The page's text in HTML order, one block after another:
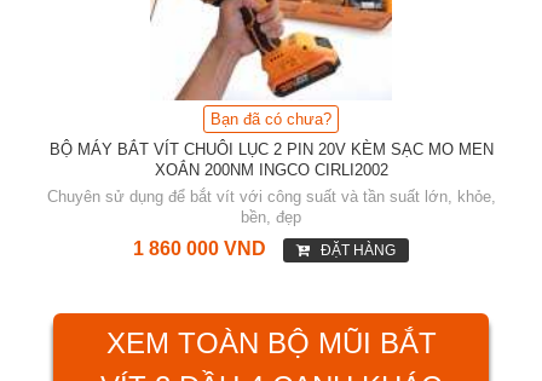
Bạn đã có chưa?
BỘ MÁY BẮT VÍT CHUÔI LỤC 2 PIN 20V KÈM SẠC MO MEN
XOẮN 200NM INGCO CIRLI2002
Chuyên sử dụng để bắt vít với công suất và tần suất lớn, khỏe,
bền, đẹp
1 860 000 VND ĐẶT HÀNG
XEM TOÀN BỘ MŨI BẮT